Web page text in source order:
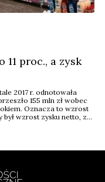
11 proc., a zysk
2017 r. odnotowała
155 mln zł wobec
Oznacza to wzrost
był wzrost zysku netto, z